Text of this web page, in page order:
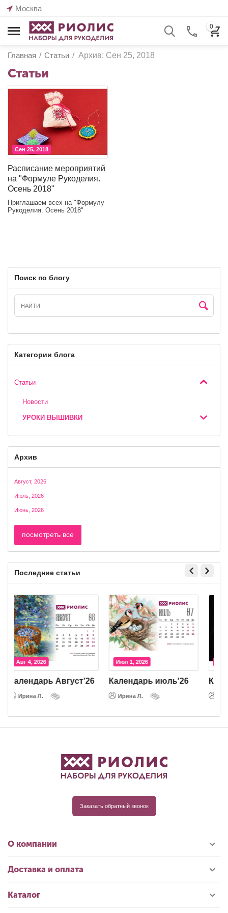
Москва
0
Главная / Статьи / Архив: Сен 25, 2018
Статьи
Сен 25, 2018
Расписание мероприятий
на "Формуле Рукоделия.
Осень 2018"
Приглашаем всех на "Формулу
Рукоделия. Осень 2018"
Поиск по блогу
Категории блога
Статьи
Новости
УРОКИ ВЫШИВКИ
Архив
Август, 2026
Июль, 2026
Июнь, 2026
посмотреть все
Последние статьи
Авг 4, 2026
Календарь Август’26
Ирина Л.
Июл 1, 2026
Календарь июль'26
Ирина Л.
Заказать обратный звонок
О компании
Доставка и оплата
Каталог